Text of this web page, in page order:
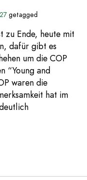
getagged
zu Ende, heute mit
dafür gibt es
um die COP
“Young and
waren die
hat im